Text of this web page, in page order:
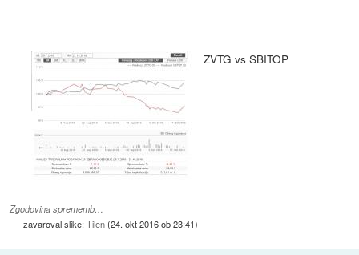
ZVTG vs SBITOP
Zgodovina sprememb…
zavaroval slike:Tilen(24. okt 2016 ob 23:41)